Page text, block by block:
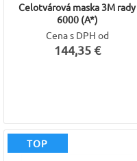
Celotvárová maska 3M rady
6000 (A*)
Cena s DPH od
144,35 €
TOP